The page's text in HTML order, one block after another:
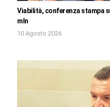
Viabilità, conferenza stampa
mln
10 Agosto 2026